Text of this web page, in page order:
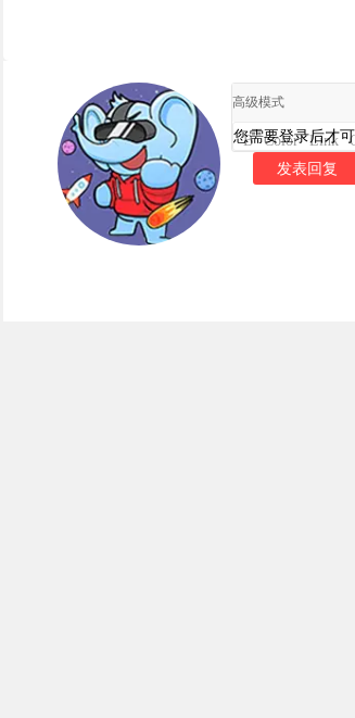
高级模式
B Color Link
您需要登录后才
发表回复